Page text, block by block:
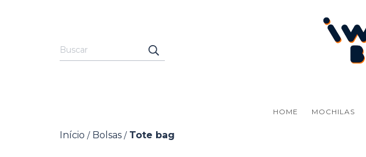
HOME MOCHILAS
Início / Bolsas / Tote bag